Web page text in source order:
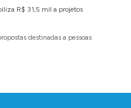
R$ 31,5 mil a projetos
destinadas a pessoas